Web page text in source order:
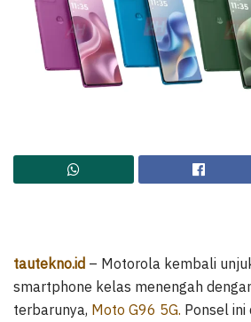
tautekno.id – Motorola kembali
smartphone kelas menengah
terbarunya, Moto G96 5G. Ponsel